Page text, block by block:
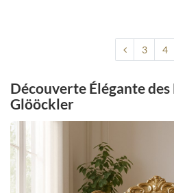
3 4
Découverte Élégante
Glööckler